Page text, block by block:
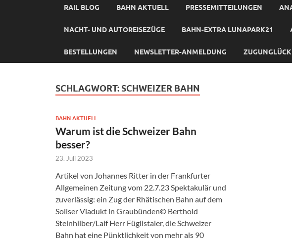
RAIL BLOG BAHN AKTUELL PRESSEMITTEILUNGEN
NACHT- UND AUTOREISEZÜGE BAHN-EXTRA LUNAPARK21
BESTELLUNGEN NEWSLETTER-ANMELDUNG
SCHLAGWORT: SCHWEIZER BAHN
BAHN AKTUELL
Warum ist die Schweizer Bahn
besser?
23. Juli 2023
Artikel von Johannes Ritter in der Frankfurter
Allgemeinen Zeitung vom 22.7.23 Spektakulär und
zuverlässig: ein Zug der Rhätischen Bahn auf dem
Soliser Viadukt in Graubünden© Berthold
Steinhilber/Laif Herr Füglistaler, die Schweizer
Bahn hat eine Pünktlichkeit von mehr als 90